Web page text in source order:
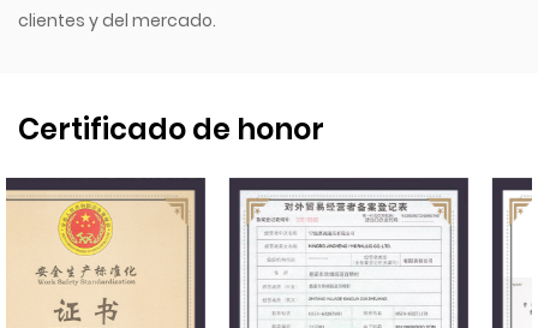
clientes y del mercado.
Certificado de honor